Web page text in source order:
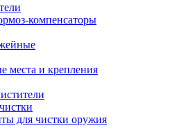
компенсаторы
места и крепления
для чистки оружия